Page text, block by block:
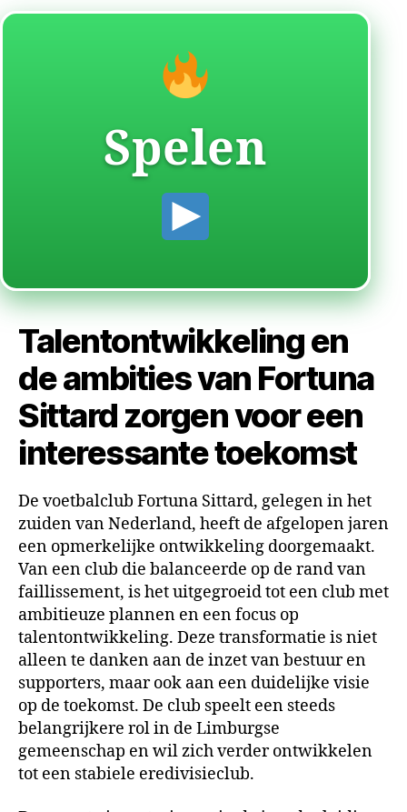
Spelen
Talentontwikkeling en
de ambities van Fortuna
Sittard zorgen voor een
interessante toekomst
De voetbalclub Fortuna Sittard, gelegen in het
zuiden van Nederland, heeft de afgelopen jaren
een opmerkelijke ontwikkeling doorgemaakt.
Van een club die balanceerde op de rand van
faillissement, is het uitgegroeid tot een club met
ambitieuze plannen en een focus op
talentontwikkeling. Deze transformatie is niet
alleen te danken aan de inzet van bestuur en
supporters, maar ook aan een duidelijke visie
op de toekomst. De club speelt een steeds
belangrijkere rol in de Limburgse
gemeenschap en wil zich verder ontwikkelen
tot een stabiele eredivisieclub.